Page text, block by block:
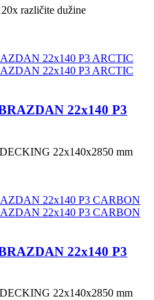
različite dužine
22x140 P3
22x140x2850 mm
22x140 P3
22x140x2850 mm